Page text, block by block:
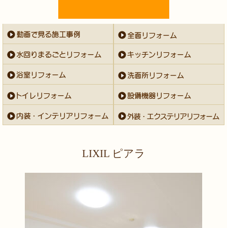
LIXIL ピアラ